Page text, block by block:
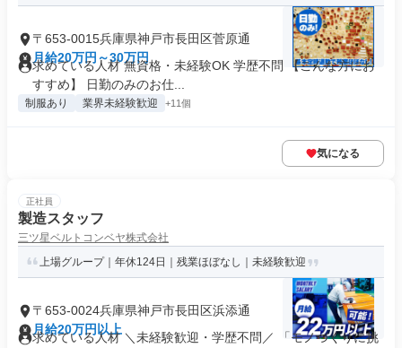
〒653-0015兵庫県神戸市長田区菅原通
月給20万円～30万円
求めている人材 無資格・未経験OK 学歴不問 【こんな方にお
すすめ】 日勤のみのお仕...
制服あり 業界未経験歓迎 +11個
気になる
正社員
製造スタッフ
三ツ星ベルトコンベヤ株式会社
上場グループ｜年休124日｜残業ほぼなし｜未経験歓迎
〒653-0024兵庫県神戸市長田区浜添通
月給20万円以上
求めている人材 ＼未経験歓迎・学歴不問／ 「モノづくりに挑